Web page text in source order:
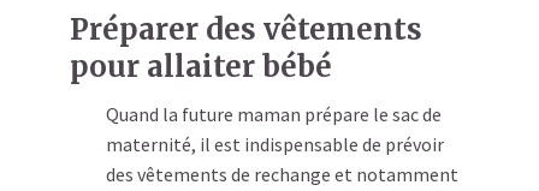
Préparer des vêtements
pour allaiter bébé
Quand la future maman prépare le sac de
maternité, il est indispensable de prévoir
des vêtements de rechange et notamment